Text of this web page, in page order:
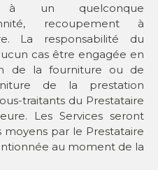
à un quelconque
recoupement à
La responsabilité du
cas être engagée en
de la fourniture ou de
de la prestation
traitants du Prestataire
Les Services seront
par le Prestataire
au moment de la